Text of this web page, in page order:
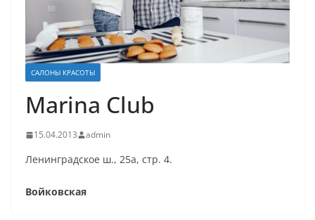
САЛОНЫ КРАСОТЫ
Marina Club
15.04.2013 admin
Ленинградское ш., 25а, стр. 4.
Войковская